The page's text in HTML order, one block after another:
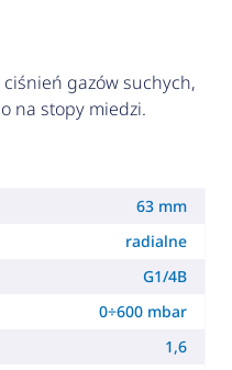
gazów suchych,
na stopy miedzi.
63 mm
radialne
G1/4B
0÷600 mbar
1,6